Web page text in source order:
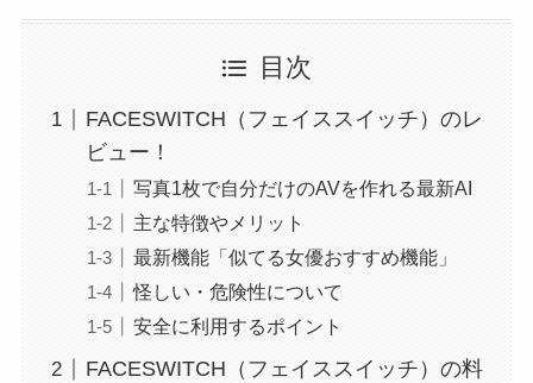
目次
FACESWITCH（フェイススイッチ）のレ
ビュー！
写真1枚で自分だけのAVを作れる最新AI
主な特徴やメリット
最新機能「似てる女優おすすめ機能」
怪しい・危険性について
安全に利用するポイント
FACESWITCH（フェイススイッチ）の料